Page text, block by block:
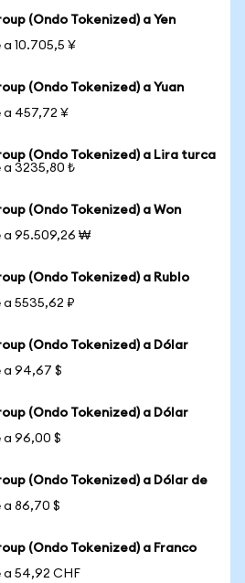
(Ondo Tokenized) a Yen
a 10.705,5 ¥
(Ondo Tokenized) a Yuan
a 457,72 ¥
(Ondo Tokenized) a Lira turca
a 3235,80 ₺
(Ondo Tokenized) a Won
a 95.509,26 ₩
(Ondo Tokenized) a Rublo
a 5535,62 ₽
(Ondo Tokenized) a Dólar
a 94,67 $
(Ondo Tokenized) a Dólar
a 96,00 $
(Ondo Tokenized) a Dólar de
a 86,70 $
(Ondo Tokenized) a Franco
a 54,92 CHF